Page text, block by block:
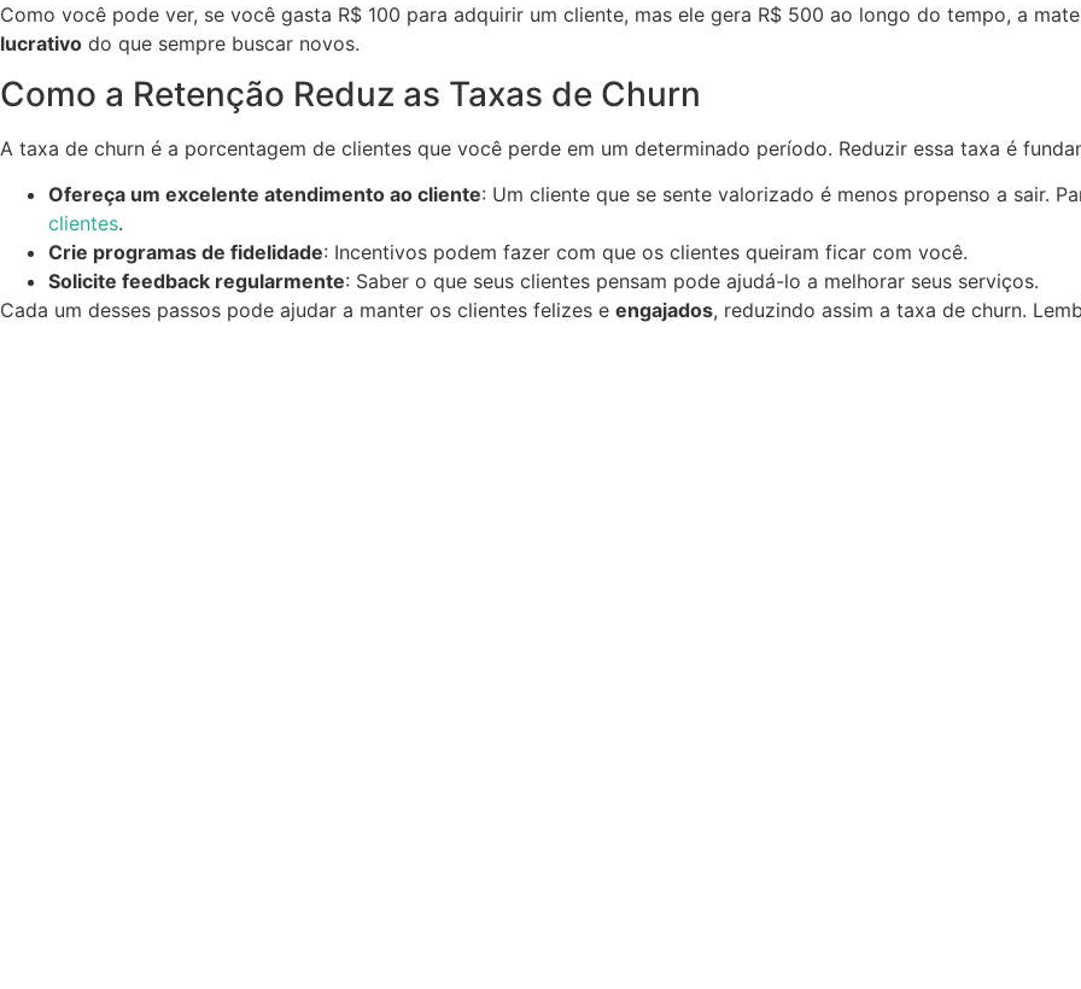
Como você pode ver, se você gasta R$ 100 para adquirir um cliente, mas ele gera R$ 500 ao longo do tempo, a
lucrativo do que sempre buscar novos.
Como a Retenção Reduz as Taxas de Churn
A taxa de churn é a porcentagem de clientes que você perde em um determinado período. Reduzir essa taxa é
Ofereça um excelente atendimento ao cliente: Um cliente que se sente valorizado é menos propenso a sair.
clientes.
Crie programas de fidelidade: Incentivos podem fazer com que os clientes queiram ficar com você.
Solicite feedback regularmente: Saber o que seus clientes pensam pode ajudá-lo a melhorar seus serviços.
Cada um desses passos pode ajudar a manter os clientes felizes e engajados, reduzindo assim a taxa de churn.